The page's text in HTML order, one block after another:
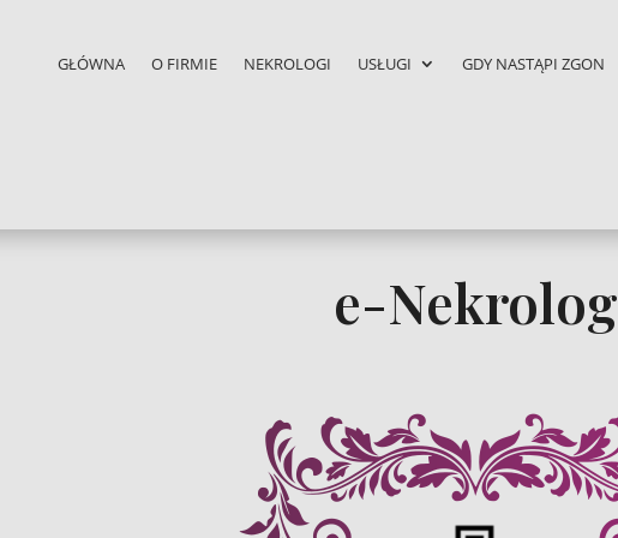
GŁÓWNA O FIRMIE NEKROLOGI USŁUGI GDY NASTĄPI ZGON
e-Nekrolog